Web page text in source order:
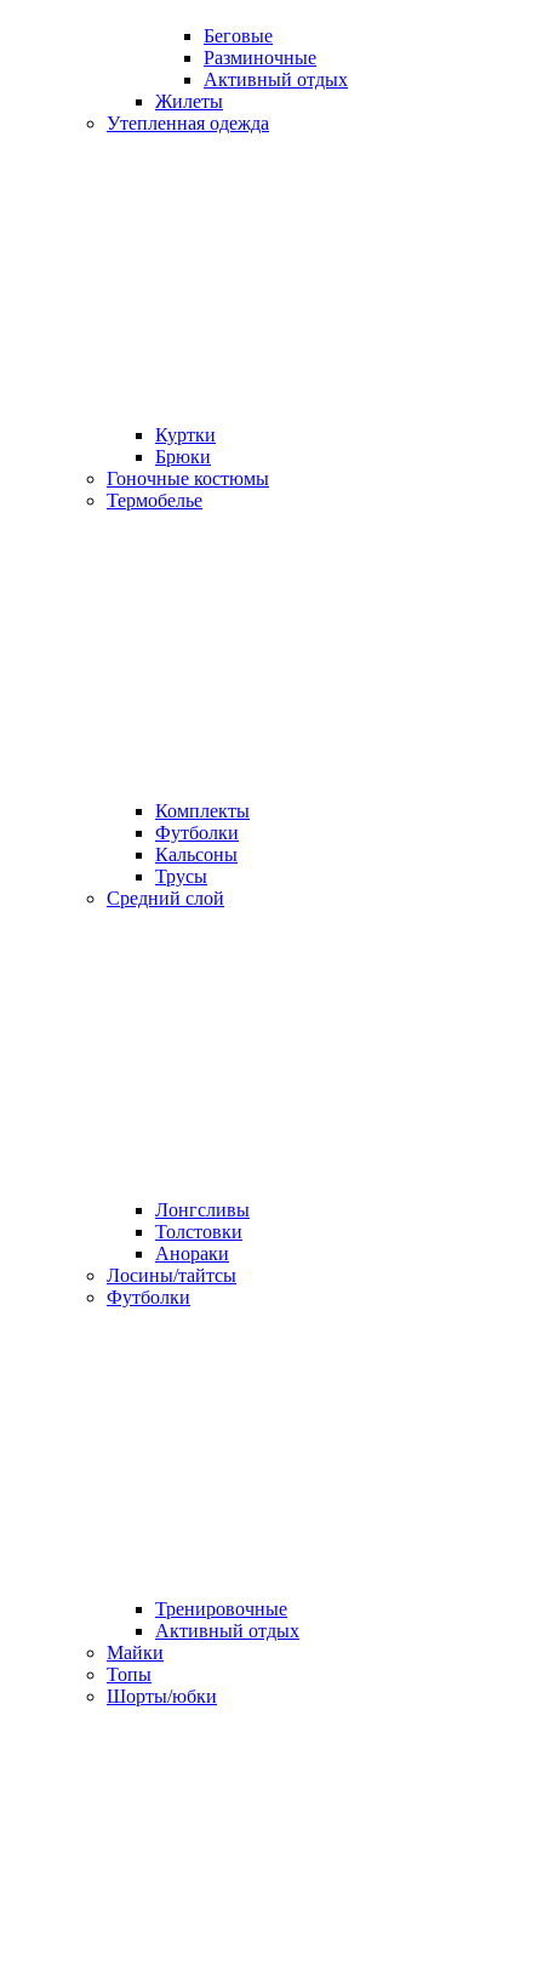
Беговые
Разминочные
Активный отдых
Жилеты
Утепленная одежда
Куртки
Брюки
Гоночные костюмы
Термобелье
Комплекты
Футболки
Кальсоны
Трусы
Средний слой
Лонгсливы
Толстовки
Анораки
Лосины/тайтсы
Футболки
Тренировочные
Активный отдых
Майки
Топы
Шорты/юбки